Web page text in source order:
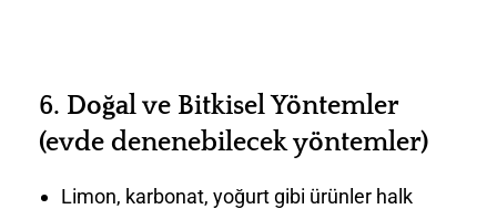
6. Doğal ve Bitkisel Yöntemler
(evde denenebilecek yöntemler)
Limon, karbonat, yoğurt gibi ürünler halk